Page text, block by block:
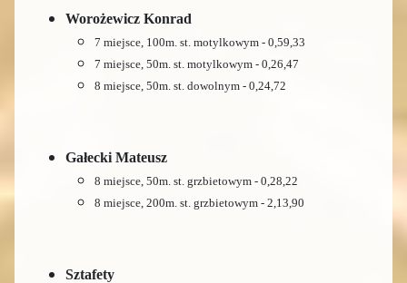
Worożewicz Konrad
7 miejsce, 100m. st. motylkowym - 0,59,33
7 miejsce, 50m. st. motylkowym - 0,26,47
8 miejsce, 50m. st. dowolnym - 0,24,72
Gałecki Mateusz
8 miejsce, 50m. st. grzbietowym - 0,28,22
8 miejsce, 200m. st. grzbietowym - 2,13,90
Sztafety